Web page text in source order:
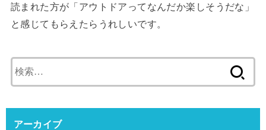
読まれた方が「アウトドアってなんだか楽しそうだな」
と感じてもらえたらうれしいです。
索:
アーカイブ